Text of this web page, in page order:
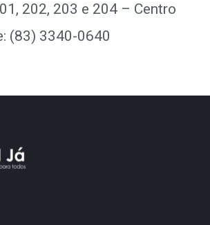
202, 203 e 204 – Centro
(83) 3340-0640